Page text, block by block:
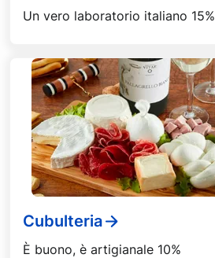
Un vero laboratorio italiano 15%
Cubulteria
È buono, è artigianale 10%